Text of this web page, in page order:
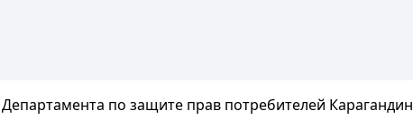
по защите прав потребителей